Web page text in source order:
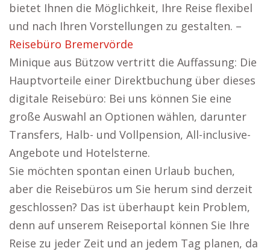
bietet Ihnen die Möglichkeit, Ihre Reise flexibel
und nach Ihren Vorstellungen zu gestalten. –
Reisebüro Bremervörde
Minique aus Bützow vertritt die Auffassung: Die
Hauptvorteile einer Direktbuchung über dieses
digitale Reisebüro: Bei uns können Sie eine
große Auswahl an Optionen wählen, darunter
Transfers, Halb- und Vollpension, All-inclusive-
Angebote und Hotelsterne.
Sie möchten spontan einen Urlaub buchen,
aber die Reisebüros um Sie herum sind derzeit
geschlossen? Das ist überhaupt kein Problem,
denn auf unserem Reiseportal können Sie Ihre
Reise zu jeder Zeit und an jedem Tag planen, da